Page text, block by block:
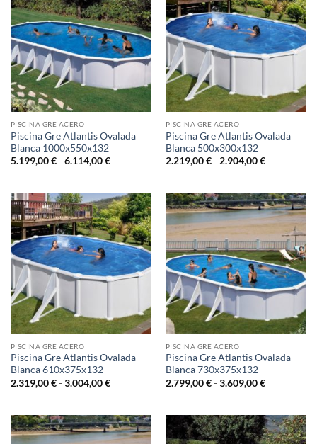
PISCINA GRE ACERO
Piscina Gre Atlantis Ovalada
Blanca 1000x550x132
5.199,00€ - 6.114,00€Rango
5.199,00 €
hasta
6.114,00 €
PISCINA GRE ACERO
Piscina Gre Atlantis Ovalada
Blanca 500x300x132
2.219,00€ - 2.904,00€Rango
2.219,00 €
hasta
2.904,00 €
PISCINA GRE ACERO
Piscina Gre Atlantis Ovalada
Blanca 610x375x132
2.319,00€ - 3.004,00€Rango
2.319,00 €
hasta
3.004,00 €
PISCINA GRE ACERO
Piscina Gre Atlantis Ovalada
Blanca 730x375x132
2.799,00€ - 3.609,00€Rango
2.799,00 €
hasta
3.609,00 €